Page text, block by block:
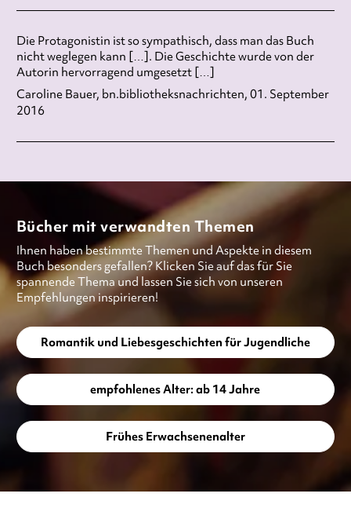
Die Protagonistin ist so sympathisch, dass man das Buch
nicht weglegen kann […]. Die Geschichte wurde von der
Autorin hervorragend umgesetzt […]
Caroline Bauer, bn.bibliotheksnachrichten, 01. September
2016
Bücher mit verwandten Themen
Ihnen haben bestimmte Themen und Aspekte in diesem
Buch besonders gefallen? Klicken Sie auf das für Sie
spannende Thema und lassen Sie sich von unseren
Empfehlungen inspirieren!
Romantik und Liebesgeschichten für Jugendliche
empfohlenes Alter: ab 14 Jahre
Frühes Erwachsenenalter